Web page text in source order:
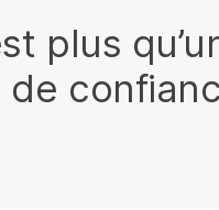
plus
de